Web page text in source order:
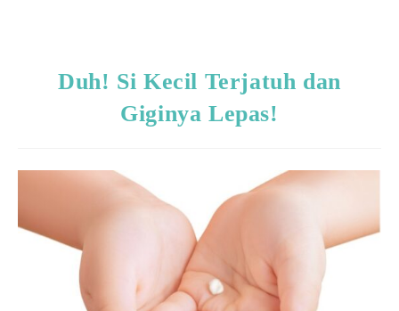
Duh! Si Kecil Terjatuh dan
Giginya Lepas!